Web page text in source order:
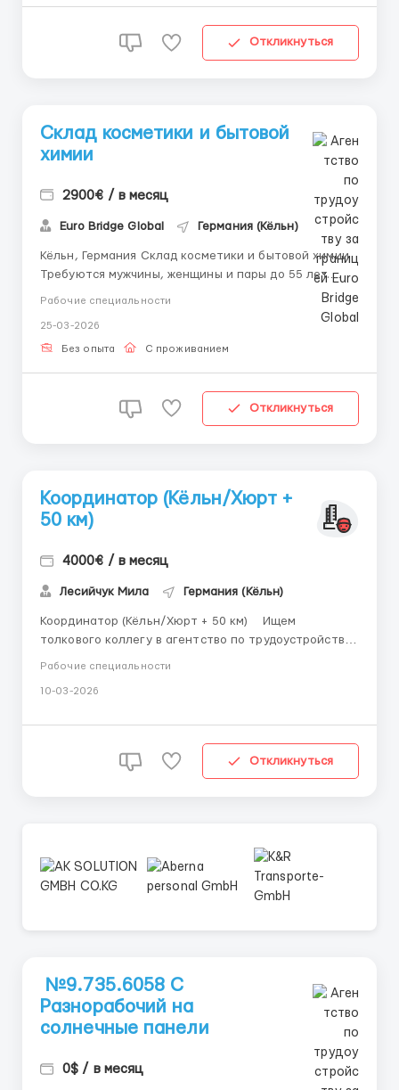
Откликнуться
Склад косметики и бытовой
химии
2900€ / в месяц
Euro Bridge Global Германия (Кёльн)
Кёльн, Германия Склад косметики и бытовой химии
Требуются мужчины, женщины и пары до 55 лет.
работа со сканером. По условиям: 14.50 евро в час
смены по 8 часов, возможны дополнительные жильё
Рабочие специальности
25-03-2026
Без опыта С проживанием
Откликнуться
Координатор (Кёльн/Хюрт +
50 км)
4000€ / в месяц
Лесийчук Мила Германия (Кёльн)
Координатор (Кёльн/Хюрт + 50 км) Ищем
толкового коллегу в агентство по трудоустройству.
ЗП: 3000–4000€+ Netto (около 50% — бонусы за
(много поездок по региону) • Желание работать и
Рабочие специальности
10-03-2026
Откликнуться
№9.735.6058 C
Разнорабочий на
солнечные панели
0$ / в месяц